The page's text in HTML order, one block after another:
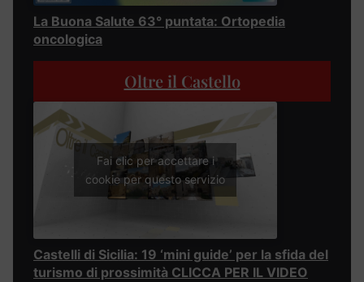
La Buona Salute 63° puntata: Ortopedia
oncologica
Oltre il Castello
Fai clic per accettare i
cookie per questo servizio
Castelli di Sicilia: 19 ‘mini guide’ per la sfida del
turismo di prossimità CLICCA PER IL VIDEO